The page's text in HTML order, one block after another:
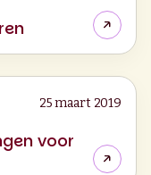
25 maart 2019
voor